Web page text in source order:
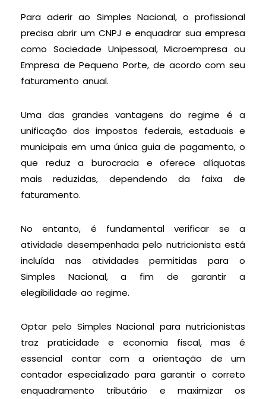
Para aderir ao Simples Nacional, o profissional
precisa abrir um CNPJ e enquadrar sua empresa
como Sociedade Unipessoal, Microempresa ou
Empresa de Pequeno Porte, de acordo com seu
faturamento anual.
Uma das grandes vantagens do regime é a
unificação dos impostos federais, estaduais e
municipais em uma única guia de pagamento, o
que reduz a burocracia e oferece alíquotas
mais reduzidas, dependendo da faixa de
faturamento.
No entanto, é fundamental verificar se a
atividade desempenhada pelo nutricionista está
incluída nas atividades permitidas para o
Simples Nacional, a fim de garantir a
elegibilidade ao regime.
Optar pelo Simples Nacional para nutricionistas
traz praticidade e economia fiscal, mas é
essencial contar com a orientação de um
contador especializado para garantir o correto
enquadramento tributário e maximizar os